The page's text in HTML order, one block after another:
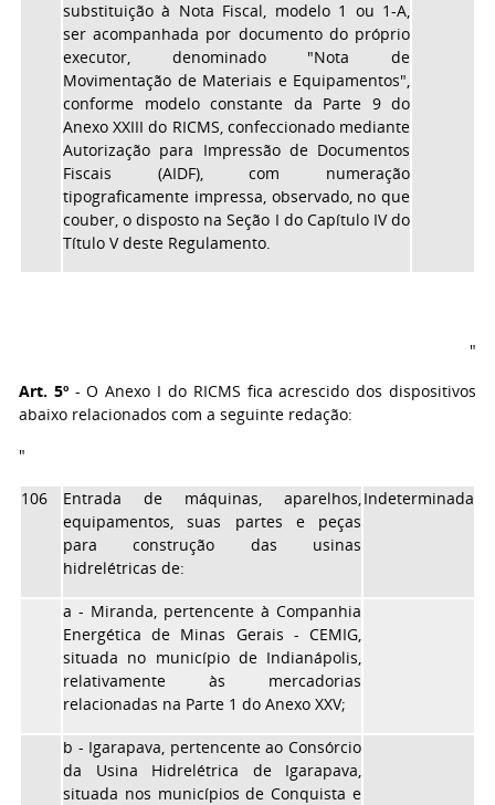
substituição à Nota Fiscal, modelo 1 ou 1-A,
ser acompanhada por documento do próprio
executor, denominado "Nota de
Movimentação de Materiais e Equipamentos",
conforme modelo constante da Parte 9 do
Anexo XXIII do RICMS, confeccionado mediante
Autorização para Impressão de Documentos
Fiscais (AIDF), com numeração
tipograficamente impressa, observado, no que
couber, o disposto na Seção I do Capítulo IV do
Título V deste Regulamento.
"
Art. 5º- O Anexo I do RICMS fica acrescido dos dispositivos
abaixo relacionados com a seguinte redação:
"
106
Entrada de máquinas, aparelhos,
equipamentos, suas partes e peças
para construção das usinas
hidrelétricas de:
Indeterminada
a - Miranda, pertencente à Companhia
Energética de Minas Gerais - CEMIG,
situada no município de Indianápolis,
relativamente às mercadorias
relacionadas na Parte 1 do Anexo XXV;
b - Igarapava, pertencente ao Consórcio
da Usina Hidrelétrica de Igarapava,
situada nos municípios de Conquista e